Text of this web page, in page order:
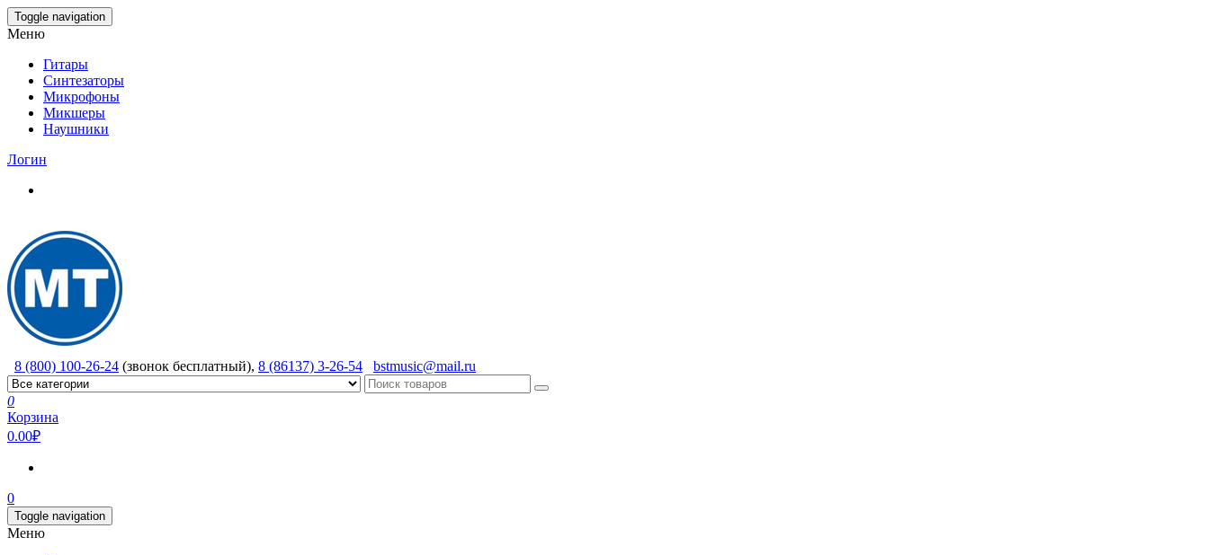
Skip
to
content
Toggle navigation
Меню
Гитары
Синтезаторы
Микрофоны
Микшеры
Наушники
Логин
8 (800) 100-26-24 (звонок бесплатный), 8 (86137) 3-26-54 bstmusic@mail.ru
0
Корзина
0.00₽
0
Toggle navigation
Меню